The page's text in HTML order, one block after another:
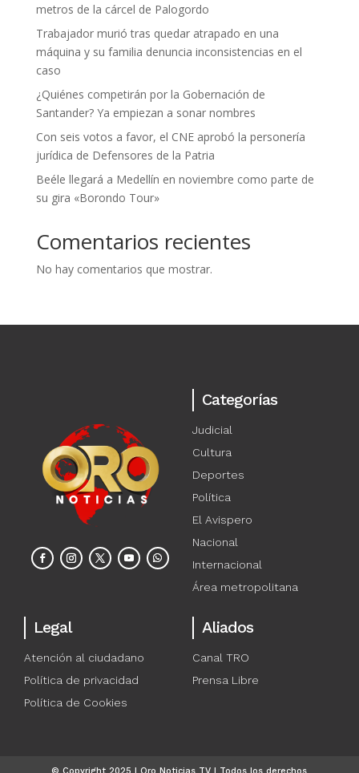
metros de la cárcel de Palogordo
Trabajador murió tras quedar atrapado en una
máquina y su familia denuncia inconsistencias en el
caso
¿Quiénes competirán por la Gobernación de
Santander? Ya empiezan a sonar nombres
Con seis votos a favor, el CNE aprobó la personería
jurídica de Defensores de la Patria
Beéle llegará a Medellín en noviembre como parte de
su gira «Borondo Tour»
Comentarios recientes
No hay comentarios que mostrar.
Categorías
Judicial
Cultura
Deportes
Política
El Avispero
Nacional
Internacional
Área metropolitana
Legal
Atención al ciudadano
Política de privacidad
Política de Cookies
Aliados
Canal TRO
Prensa Libre